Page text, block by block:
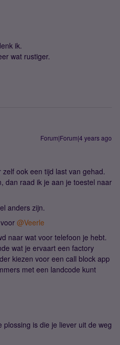
ik.
wat rustiger.
Forum|Forum|4 years ago
ook een tijd last van gehad.
dan raad ik je aan je toestel naar
anders zijn.
@Veerle
naar wat voor telefoon je hebt.
wat je ervaart een factory
kiezen voor een call block app
met een landcode kunt
is die je liever uit de weg